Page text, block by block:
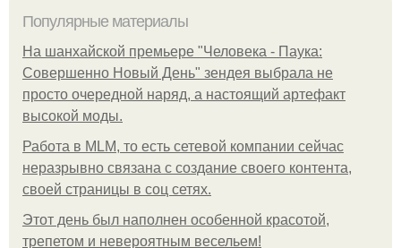
Популярные материалы
На шанхайской премьере "Человека - Паука:
Совершенно Новый День" зендея выбрала не
просто очередной наряд, а настоящий артефакт
высокой моды.
Работа в MLM, то есть сетевой компании сейчас
неразрывно связана с создание своего контента,
своей страницы в соц сетях.
Этот день был наполнен особенной красотой,
трепетом и невероятным весельем!